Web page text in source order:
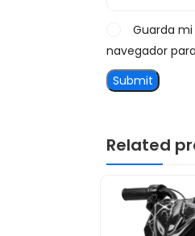
Guarda
navegador
Related